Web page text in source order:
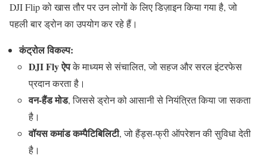
DJI Flip को खास तौर पर उन लोगों के लिए डिज़ाइन किया गया है, जो
पहली बार ड्रोन का उपयोग कर रहे हैं।
कंट्रोल विकल्प:
DJI Fly ऐपके माध्यम से संचालित, जो सहज और सरल इंटरफेस
प्रदान करता है।
वन-हैंड मोड, जिससे ड्रोन को आसानी से नियंत्रित किया जा सकता
है।
वॉयस कमांड कम्पैटिबिलिटी, जो हैंड्स-फ्री ऑपरेशन की सुविधा देती
है।